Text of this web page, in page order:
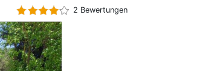
2 Bewertungen